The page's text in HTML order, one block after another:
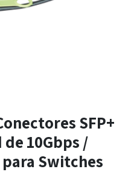
SFP+
de 10Gbps /
Switches